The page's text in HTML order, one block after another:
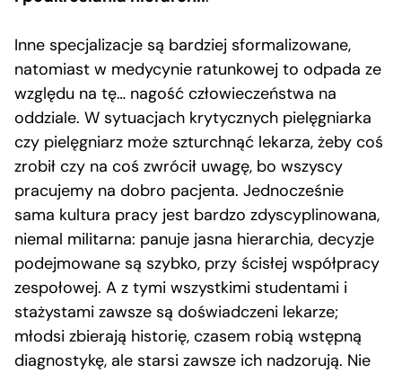
Inne specjalizacje są bardziej sformalizowane,
natomiast w medycynie ratunkowej to odpada ze
względu na tę… nagość człowieczeństwa na
oddziale. W sytuacjach krytycznych pielęgniarka
czy pielęgniarz może szturchnąć lekarza, żeby coś
zrobił czy na coś zwrócił uwagę, bo wszyscy
pracujemy na dobro pacjenta. Jednocześnie
sama kultura pracy jest bardzo zdyscyplinowana,
niemal militarna: panuje jasna hierarchia, decyzje
podejmowane są szybko, przy ścisłej współpracy
zespołowej. A z tymi wszystkimi studentami i
stażystami zawsze są doświadczeni lekarze;
młodsi zbierają historię, czasem robią wstępną
diagnostykę, ale starsi zawsze ich nadzorują. Nie